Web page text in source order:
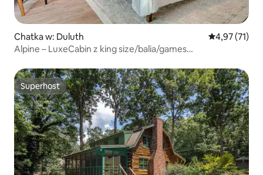
Chatka w: Duluth Średnia
4,97 (71)
Alpine – LuxeCabin z king size/balia/games
Superhost
Superhost